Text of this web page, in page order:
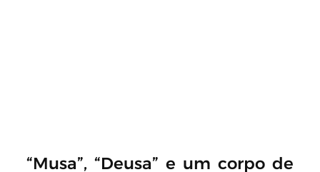
“Musa”, “Deusa” e um corpo de